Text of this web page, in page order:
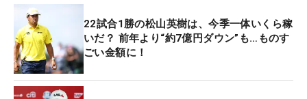
22試合1勝の松山英樹は、今季一体いくら稼
いだ？ 前年より“約7億円ダウン”も…ものす
ごい金額に！